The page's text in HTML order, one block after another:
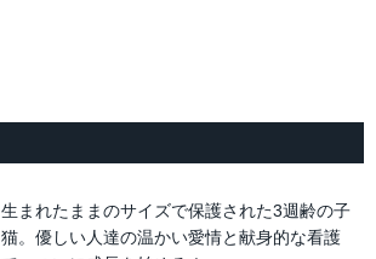
生まれたままのサイズで保護された3週齢の子
猫。優しい人達の温かい愛情と献身的な看護